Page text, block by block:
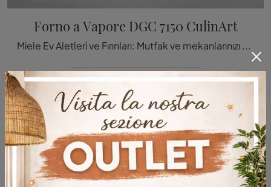
Forno a Vapore DGC 7150 CulinArt
Miele Ev Aletleri ve Fırınları: Mutfak ve mekanlarınızı Miele Buharlı Fırın DGC 7150 CulinArt modeli ile nasıl